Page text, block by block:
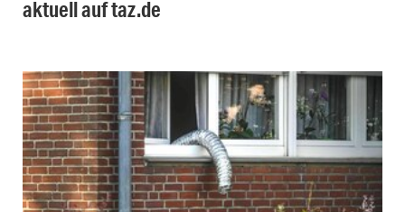
aktuell auf taz.de